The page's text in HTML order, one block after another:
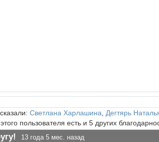
Светлана Харлашина Дегтярь
пользователя есть и 5 других
13 года 5 мес. назад